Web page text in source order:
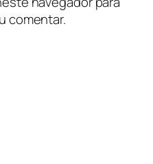
comentar.